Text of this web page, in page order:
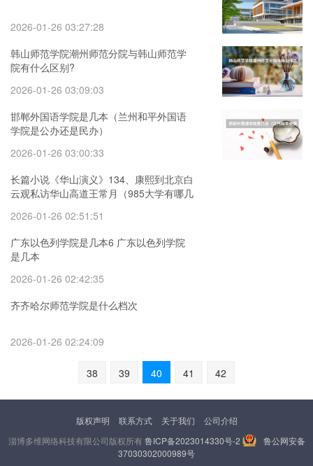
2026-01-26 03:27:28
韩山师范学院潮州师范分院与韩山师范学
院有什么区别?
2026-01-26 03:09:03
邯郸外国语学院是几本（兰州和平外国语
学院是公办还是民办）
2026-01-26 03:00:33
长篇小说《华山演义》134、康熙到北京白
云观私访华山高道王常月（985大学有哪几
2026-01-26 02:51:51
广东以色列学院是几本6 广东以色列学院
是几本
2026-01-26 02:42:35
齐齐哈尔师范学院是什么档次
2026-01-26 02:24:09
38 39 40 41 42
版权声明 联系方式 关于我们
公司介绍
淄博多维网络科技有限公司版权所有鲁ICP备2023014330号-2
鲁公网安备
37030302000989号